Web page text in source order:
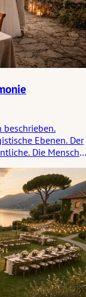
Ebenen. Der
Die
den Zeugen.